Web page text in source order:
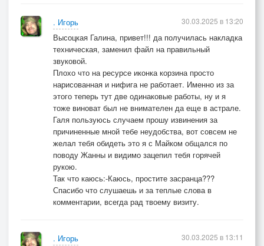
. Игорь
Высоцкая Галина, привет!!! да получилась накладка
техническая, заменил файл на правильный
звуковой.
Плохо что на ресурсе иконка корзина просто
нарисованная и нифига не работает. Именно из за
этого теперь тут две одинаковые работы, ну и я
тоже виноват был не внимателен да еще в астрале.
Галя пользуюсь случаем прошу извинения за
причиненные мной тебе неудобства, вот совсем не
желал тебя обидеть это я с Майком общался по
поводу Жанны и видимо зацепил тебя горячей
рукою.
Так что каюсь:-Каюсь, простите засранца???
Спасибо что слушаешь и за теплые слова в
комментарии, всегда рад твоему визиту.
30.03.2025 в 13:20
. Игорь
30.03.2025 в 13:11